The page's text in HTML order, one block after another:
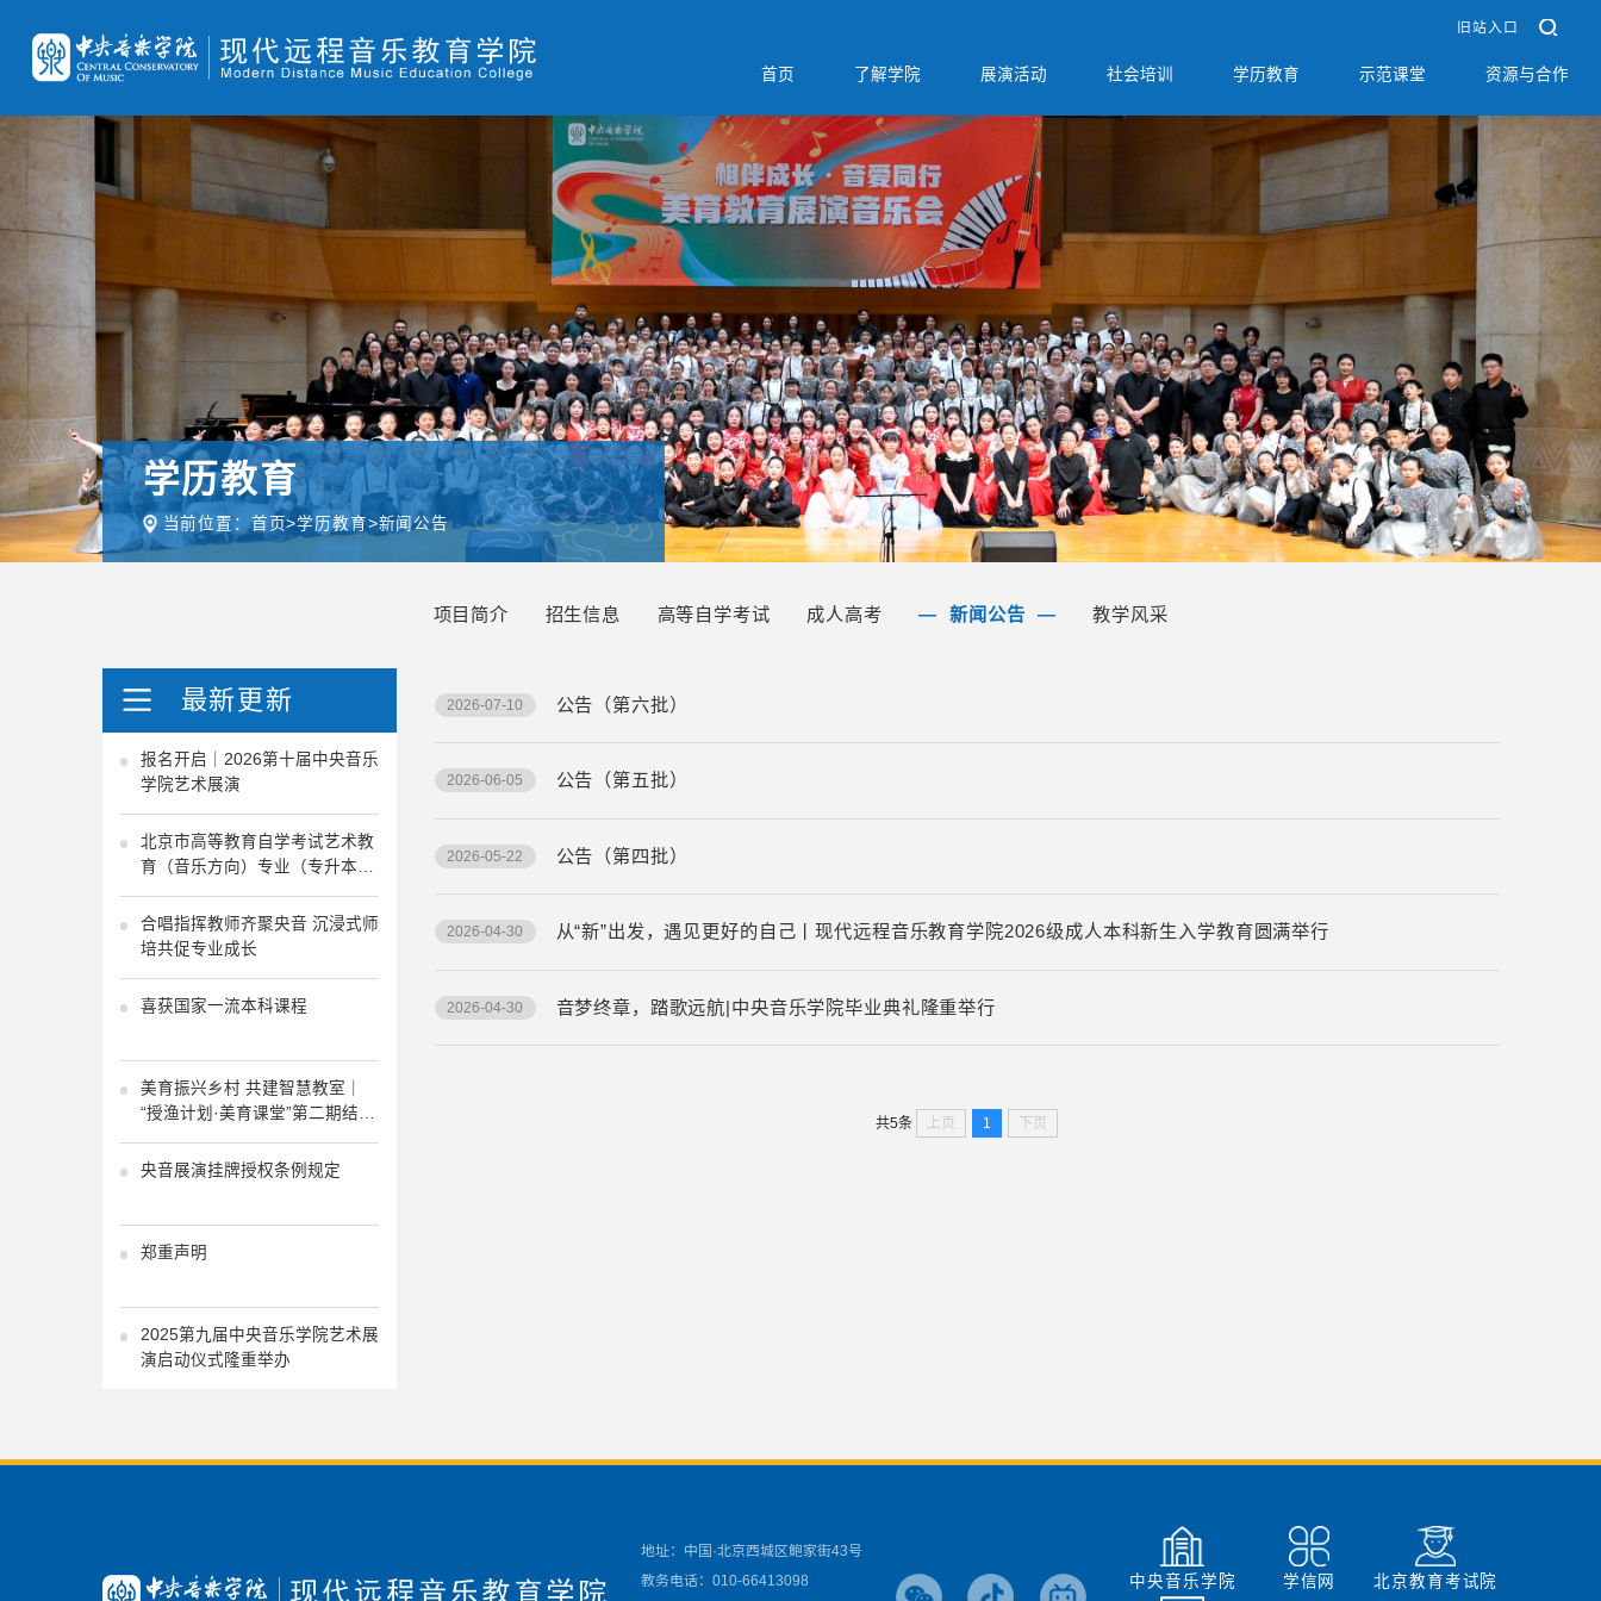
旧站入口
首页 了解学院 展演活动 社会培训 学历教育 示范课堂 资源与合作
学历教育
当前位置：首页>学历教育>新闻公告
项目简介 招生信息 高等自学考试 成人高考 新闻公告 教学风采
最新更新
报名开启｜2026第十届中央音乐
学院艺术展演
北京市高等教育自学考试艺术教
育（音乐方向）专业（专升本）
考试计划
合唱指挥教师齐聚央音 沉浸式师
培共促专业成长
喜获国家一流本科课程
美育振兴乡村 共建智慧教室｜
“授渔计划·美育课堂”第二期结业
式、“乡村音乐智慧教室”启动仪
式、“沃野之声”少年合唱音乐会
央音展演挂牌授权条例规定
郑重声明
2025第九届中央音乐学院艺术展
演启动仪式隆重举办
2026-07-10 公告（第六批）
2026-06-05 公告（第五批）
2026-05-22 公告（第四批）
2026-04-30 从“新”出发，遇见更好的自己丨现代远程音乐教育学院2026级成人本科新生入学教育圆满举行
2026-04-30 音梦终章，踏歌远航|中央音乐学院毕业典礼隆重举行
共5条 上页 1 下页
地址：中国·北京西城区鲍家街43号
教务电话：010-66413098
中央音乐学院 学信网 北京教育考试院